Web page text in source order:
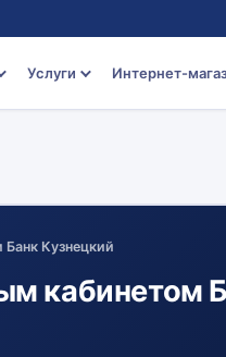
Услуги Интернет-
Кузнецкий
кабинетом